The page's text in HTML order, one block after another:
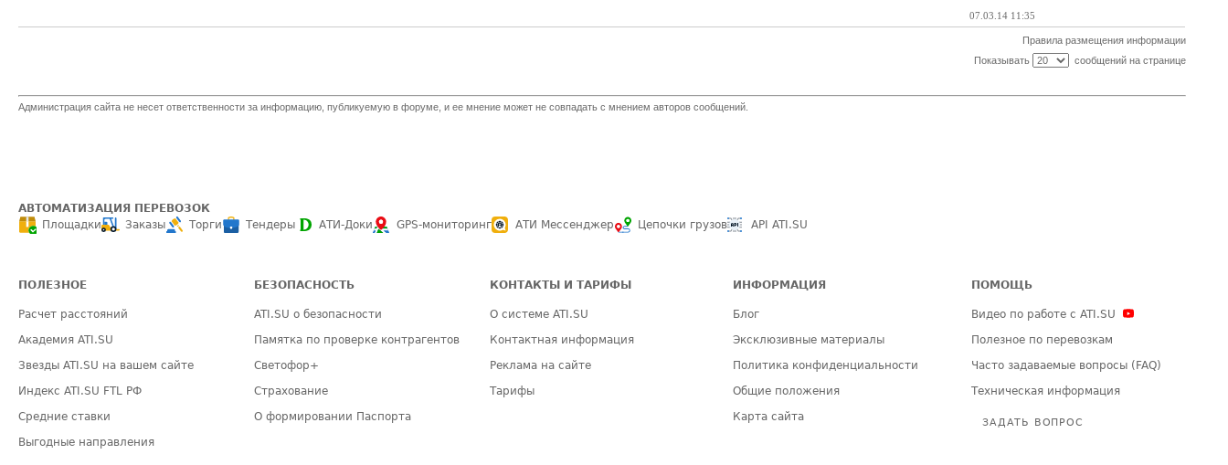
07.03.14 11:35
Правила размещения информации
Показывать
сообщений на странице
Администрация сайта не несет ответственности за информацию, публикуемую в форуме, и ее мнение может не совпадать с мнением авторов сообщений.
АВТОМАТИЗАЦИЯ ПЕРЕВОЗОК
Площадки
Заказы Торги Тендеры АТИ-Доки GPS-мониторинг АТИ Мессенджер Цепочки грузов API ATI.SU
ПОЛЕЗНОЕ
Расчет расстояний
Академия ATI.SU
Звезды ATI.SU на вашем сайте
Индекс ATI.SU FTL РФ
Средние ставки
Выгодные направления
БЕЗОПАСНОСТЬ
ATI.SU о безопасности
Памятка по проверке контрагентов
Светофор+
Страхование
О формировании Паспорта
КОНТАКТЫ И ТАРИФЫ
О системе ATI.SU
Контактная информация
Реклама на сайте
Тарифы
ИНФОРМАЦИЯ
Блог
Эксклюзивные материалы
Политика конфиденциальности
Общие положения
Карта сайта
ПОМОЩЬ
Видео по работе с ATI.SU
Полезное по перевозкам
Часто задаваемые вопросы (FAQ)
Техническая информация
ЗАДАТЬ ВОПРОС